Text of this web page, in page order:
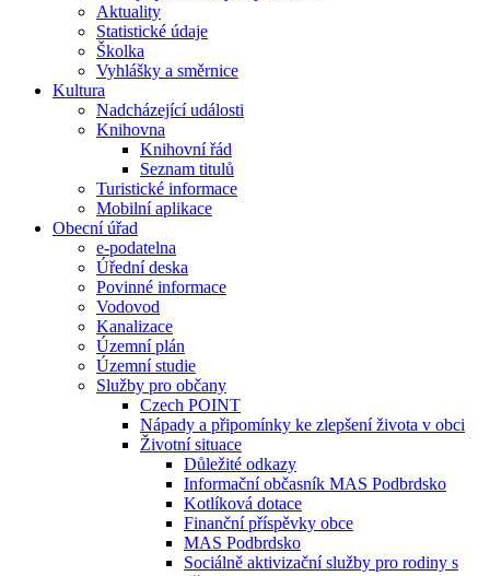
Aktuality
Statistické údaje
Školka
Vyhlášky a směrnice
Kultura
Nadcházející události
Knihovna
Knihovní řád
Seznam titulů
Turistické informace
Mobilní aplikace
Obecní úřad
e-podatelna
Úřední deska
Povinné informace
Vodovod
Kanalizace
Územní plán
Územní studie
Služby pro občany
Czech POINT
Nápady a připomínky ke zlepšení života v obci
Životní situace
Důležité odkazy
Informační občasník MAS Podbrdsko
Kotlíková dotace
Finanční příspěvky obce
MAS Podbrdsko
Sociálně aktivizační služby pro rodiny s